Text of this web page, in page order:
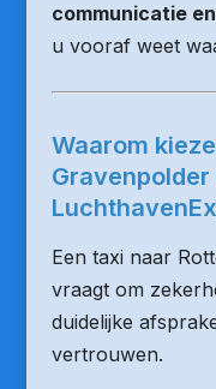
communicatie
u vooraf weet
Waarom
Gravenpolder
Een taxi naar
vraagt om
duidelijke
vertrouwen.